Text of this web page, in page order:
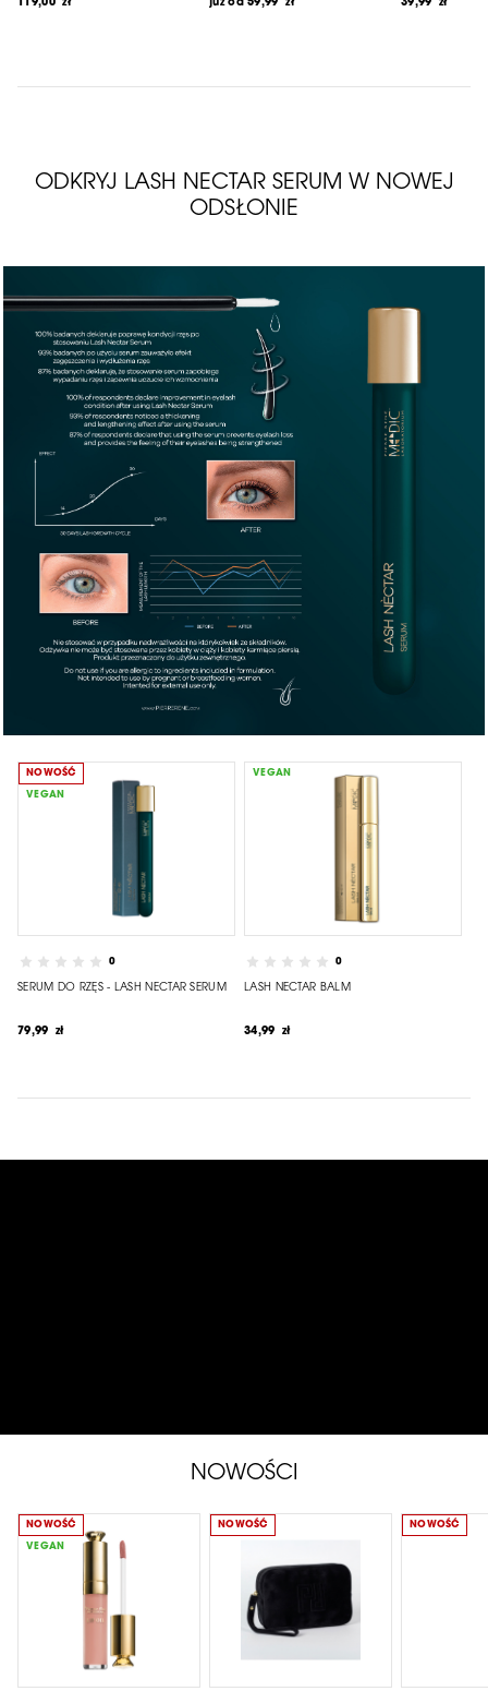
119,00 zł już od 59,99 zł 39,99 zł
ODKRYJ LASH NECTAR SERUM W NOWEJ
ODSŁONIE
NOWOŚĆ
VEGAN
0
SERUM DO RZĘS - LASH NECTAR SERUM
79,99 zł
VEGAN
0
LASH NECTAR BALM
34,99 zł
NOWOŚCI
NOWOŚĆ
VEGAN
NOWOŚĆ NOWOŚĆ